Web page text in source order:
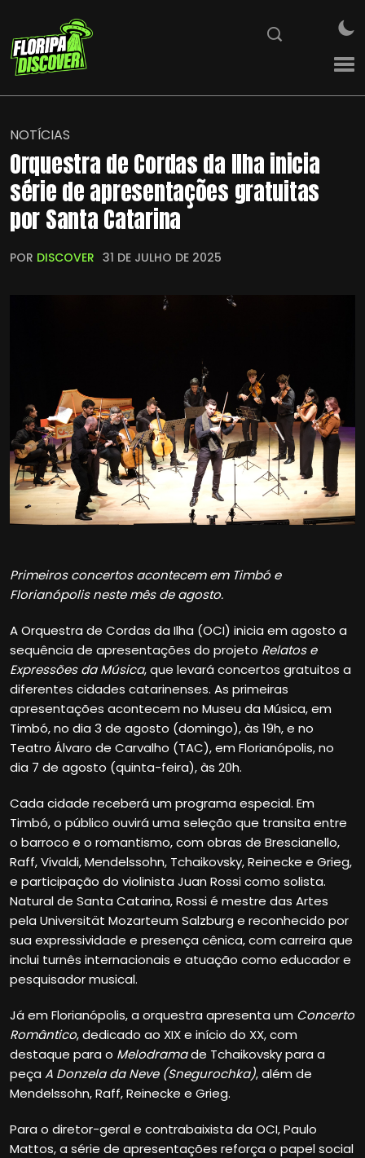
NOTÍCIAS
Orquestra de Cordas da Ilha inicia
série de apresentações gratuitas
por Santa Catarina
POR DISCOVER 31 DE JULHO DE 2025
Primeiros concertos acontecem em Timbó e
Florianópolis neste mês de agosto.
A Orquestra de Cordas da Ilha (OCI) inicia em agosto a
sequência de apresentações do projeto Relatos e
Expressões da Música, que levará concertos gratuitos a
diferentes cidades catarinenses. As primeiras
apresentações acontecem no Museu da Música, em
Timbó, no dia 3 de agosto (domingo), às 19h, e no
Teatro Álvaro de Carvalho (TAC), em Florianópolis, no
dia 7 de agosto (quinta-feira), às 20h.
Cada cidade receberá um programa especial. Em
Timbó, o público ouvirá uma seleção que transita entre
o barroco e o romantismo, com obras de Brescianello,
Raff, Vivaldi, Mendelssohn, Tchaikovsky, Reinecke e Grieg,
e participação do violinista Juan Rossi como solista.
Natural de Santa Catarina, Rossi é mestre das Artes
pela Universität Mozarteum Salzburg e reconhecido por
sua expressividade e presença cênica, com carreira que
inclui turnês internacionais e atuação como educador e
pesquisador musical.
Já em Florianópolis, a orquestra apresenta um Concerto
Romântico, dedicado ao XIX e início do XX, com
destaque para o Melodramade Tchaikovsky para a
peça A Donzela da Neve (Snegurochka), além de
Mendelssohn, Raff, Reinecke e Grieg.
Para o diretor-geral e contrabaixista da OCI, Paulo
Mattos, a série de apresentações reforça o papel social